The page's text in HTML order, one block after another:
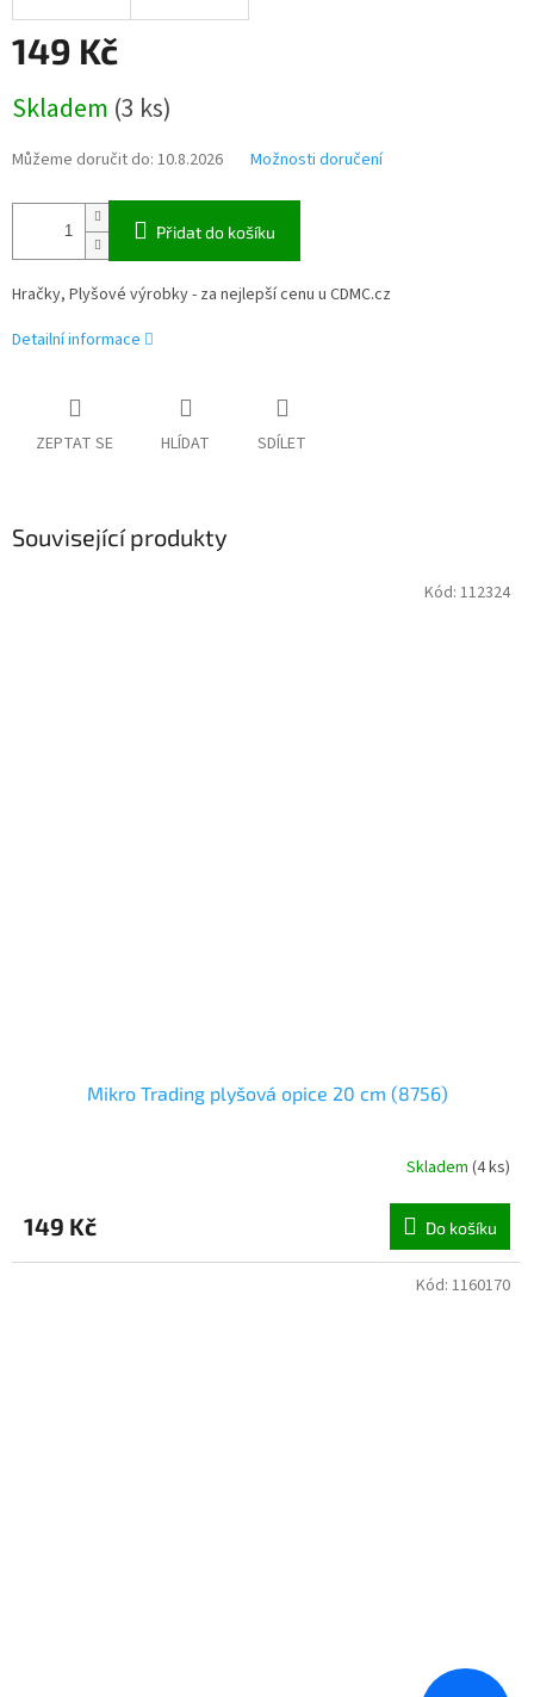
149 Kč
cena:
Skladem (3 ks)
Můžeme doručit do: 10.8.2026 Možnosti doručení
Přidat do košíku
Hračky, Plyšové výrobky - za nejlepší cenu u CDMC.cz
Detailní informace
ZEPTAT SE HLÍDAT SDÍLET
Související produkty
Mikro Trading plyšová opice 20 cm (8756)
Skladem (4 ks)
149 Kč Do košíku
Kód: 112324
Kód: 1160170